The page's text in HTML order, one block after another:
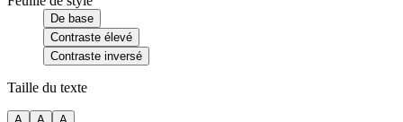
De base
Contraste élevé
Contraste inversé
Taille du texte